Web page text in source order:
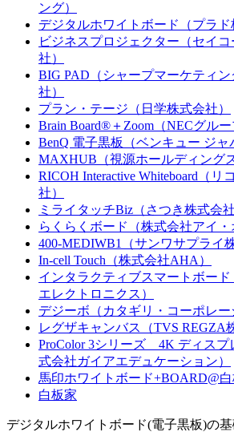
ング）
デジタルホワイトボード（プラド
ビジネスプロジェクター（セイ
社）
BIG PAD（シャープマーケティ
社）
プラン・テージ（日学株式会社）
Brain Board®＋Zoom（NECグルー
BenQ 電子黒板（ベンキュー ジャ
MAXHUB（視源ホールディングス
RICOH Interactive Whiteboard（リ
社）
ミライタッチBiz（さつき株式会社
らくらくボード（株式会社アイ・
400-MEDIWB1（サンワサプライ
In-cell Touch（株式会社AHA）
インタラクティブスマートボード
エレクトロニクス）
デジーボ（カタギリ・コーポレー
レグザキャンバス（TVS REGZA
ProColor 3シリーズ 4K ディスプ
式会社ガイアエデュケーション）
馬印ホワイトボード+BOARD@
白板家
デジタルホワイトボード(電子黒板)の